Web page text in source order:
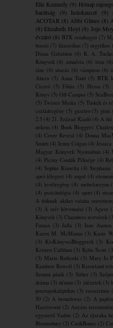
Elle Kennedy (9) Hónap
barátság
(9) holokauszt (9)
ACOTAR (8) Abbi Glines (8)
(8) Elizabeth Hoyt (8) Jojo
évzáró (8) BTK rendhagyó (7)
boszis (7) klasszikus (7) orgyilkos
Diana Gabaldon (6) K. A.
Könyvek (6) amnézia (6) lista (6)
tánc (6) utazás (6) vámpíros (6)
Ahern (5) Anna Todd (5) BTK
Ciceró (5) Főnix (5) Hessa (5)
Könyv (5) Off-Campus (5)
(5) Twister Media (5) Tüskék és
családregény (5) gasztro (5) gimi
2.5 (4) 21. Század Kiadó (4) A fiú
nekem (4) Book Bloggers'
(4) Cover Reveal (4) Donna
Smith (4) Jenny Colgan (4)
Magyar Könyvek Nyomában (4)
(4) Piciny Csodák Péksége (4)
(4) Sophie Kinsella (4)
apró lélegzet (4) angol (4)
(4) levélregény (4) mebeforeyou
(4) pszichológia (4) sport (4)
A fiúknak akiket valaha szerettem
(3) A szív körvonalai (3) Agave
Könyvek (3) Chambers testvérek
Fumax (3) Jaffa (3) Jane Austen
Karen M. McManus (3) Kasie
(3) KisKönyvesBloggerek (3)
Kristen Callihan (3) Kylie Scott
(3) Marie Rutkoski (3) Mary Jo
Rainbow Rowell (3) Razorland
Semmi pánik (3) Silber (3)
dráma (3) démon (3) idézetek (3)
posztapokaliptikus (3) rasszizmus
50 (2) A bronzlovas (2) A
Hazelwood (2) Anyám
egyszerű Vadon (2) Az éjszaka
Bloomsbury (2) Cat&Bones (2)